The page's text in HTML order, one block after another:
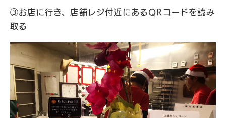
③お店に行き、店舗レジ付近にあるQRコードを読み
取る